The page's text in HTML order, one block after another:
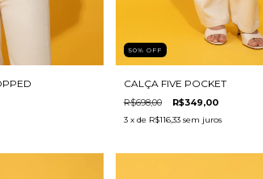
50% OFF
CALÇA FIVE POCKET
R$698,00 R$349,00
3 x de R$116,33 sem juros